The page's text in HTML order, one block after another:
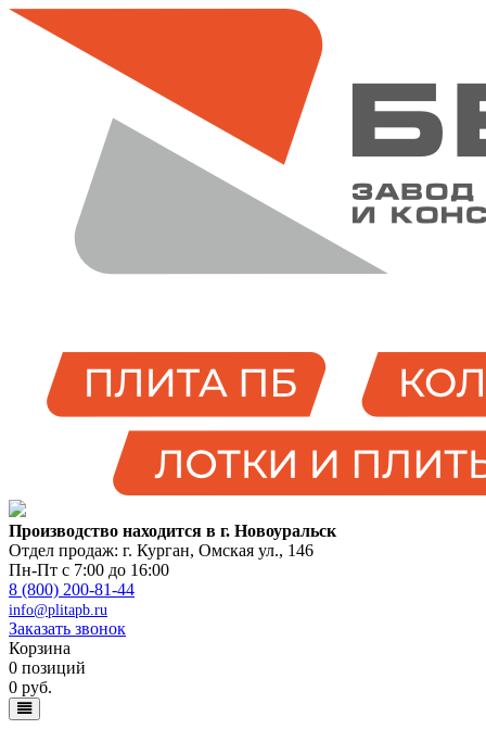
Производство находится в г. Новоуральск
Отдел продаж: г. Курган, Омская ул., 146
Пн-Пт с 7:00 до 16:00
8 (800) 200-81-44
info@plitapb.ru
Заказать звонок
Корзина
0 позиций
0 руб.